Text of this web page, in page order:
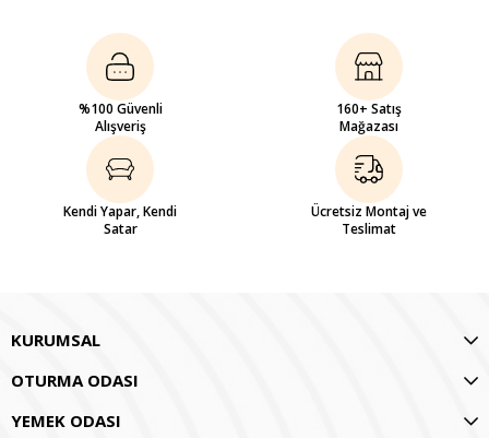
%100 Güvenli
Alışveriş
160+ Satış
Mağazası
Kendi Yapar, Kendi
Satar
Ücretsiz Montaj ve
Teslimat
KURUMSAL
OTURMA ODASI
YEMEK ODASI